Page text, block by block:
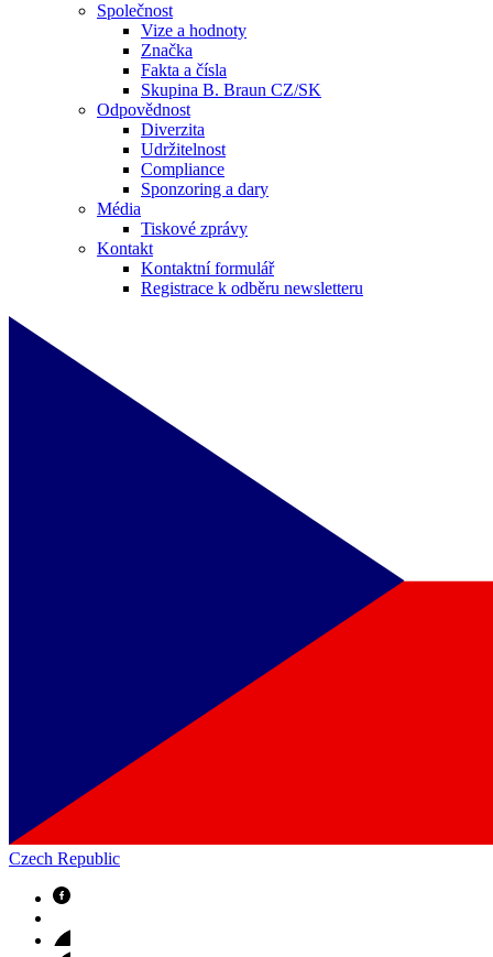
Společnost
Vize a hodnoty
Značka
Fakta a čísla
Skupina B. Braun CZ/SK
Odpovědnost
Diverzita
Udržitelnost
Compliance
Sponzoring a dary
Média
Tiskové zprávy
Kontakt
Kontaktní formulář
Registrace k odběru newsletteru
Czech Republic